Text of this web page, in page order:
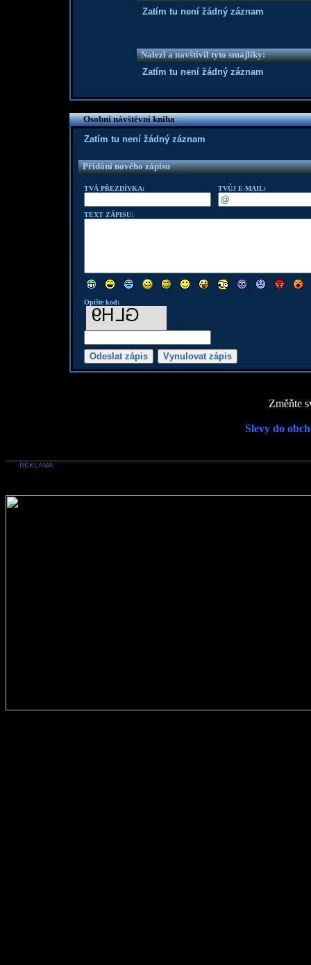
Zatím tu není žádný záznam
Nalezl a navštívil tyto smajlíky:
Zatím tu není žádný záznam
Osobní návštěvní kniha
Zatím tu není žádný záznam
Přidání nového zápisu
TVÁ PŘEZDÍVKA: TVŮJ E-MAIL:
TEXT ZÁPISU:
Opište kod:
Změňte
Slevy do
REKLAMA